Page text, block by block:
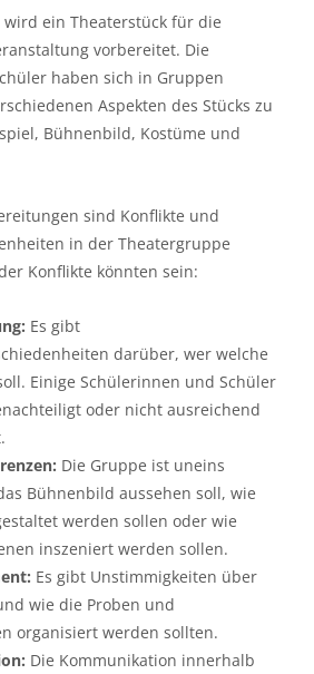
wird ein Theaterstück für die
vorbereitet. Die
haben sich in Gruppen
Aspekten des Stücks zu
Bühnenbild, Kostüme und
sind Konflikte und
in der Theatergruppe
Konflikte könnten sein:
Es gibt
darüber, wer welche
Einige Schülerinnen und Schüler
oder nicht ausreichend
Die Gruppe ist uneins
Bühnenbild aussehen soll, wie
werden sollen oder wie
inszeniert werden sollen.
Es gibt Unstimmigkeiten über
wie die Proben und
organisiert werden sollten.
Die Kommunikation innerhalb